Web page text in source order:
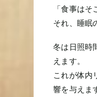
「食事はそ
それ、睡眠
冬は日照時
えます。
これが体内
響を与えま